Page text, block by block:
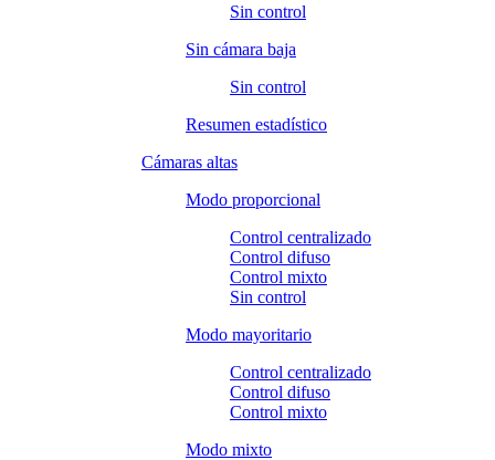
Sin control
Sin cámara baja
Sin control
Resumen estadístico
Cámaras altas
Modo proporcional
Control centralizado
Control difuso
Control mixto
Sin control
Modo mayoritario
Control centralizado
Control difuso
Control mixto
Modo mixto